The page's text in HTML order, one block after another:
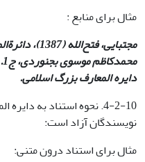
مثال برای منابع :
مجتبایی،
دایره المعارف بزرگ اسلامی.
4-2-10. نحوه استناد به
نویسندگان آزاد است:
مثال برای استناد درون متنی: